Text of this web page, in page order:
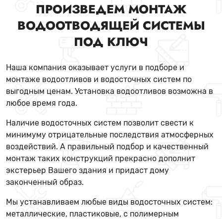
ПРОИЗВЕДЕМ МОНТАЖ
ВОДООТВОДЯЩЕЙ СИСТЕМЫ
ПОД КЛЮЧ
Наша компания оказывает услуги в подборе и
монтаже водоотливов и водосточных систем по
выгодным ценам. Установка водоотливов возможна в
любое время года.
Наличие водосточных систем позволит свести к
минимуму отрицательные последствия атмосферных
воздействий. А правильный подбор и качественный
монтаж таких конструкций прекрасно дополнит
экстерьер Вашего здания и придаст дому
законченный образ.
Мы устанавливаем любые виды водосточных систем:
металлические, пластиковые, с полимерным